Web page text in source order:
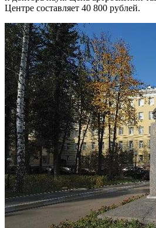
Центре составляет 40 800 рублей.